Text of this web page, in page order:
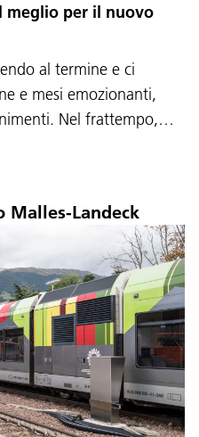
meglio per il nuovo
al termine e ci
e mesi emozionanti,
Nel frattempo,…
Malles-Landeck